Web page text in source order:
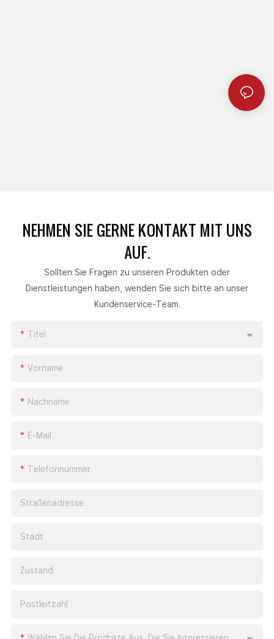
NEHMEN SIE GERNEKONTAKT MIT UNS
AUF.
Sollten Sie Fragen zu unseren Produkten oder
Dienstleistungen haben, wenden Sie sich bitte an unser
Kundenservice-Team.
Titel
Vorname
Nachname
E-Mail
Telefonnummer
Straßenadresse
Stadt
Zustand
Postleitzahl